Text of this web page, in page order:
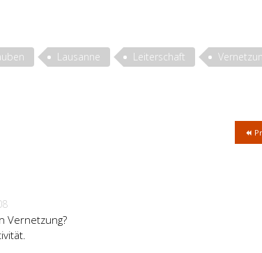
Lausanne Leiterschaft
Vernetzung?